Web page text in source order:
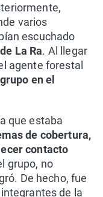
varios
escuchado
La Ra. Al llegar
agente forestal
en el
que estaba
de cobertura,
contacto
grupo, no
De hecho, fue
de la